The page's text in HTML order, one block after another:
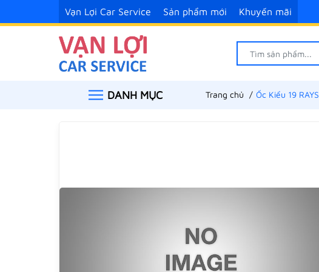
Vạn Lợi Car Service Sản phẩm mới Khuyến mãi
DANH MỤC Trang chủ Ốc Kiểu 19 RAYS